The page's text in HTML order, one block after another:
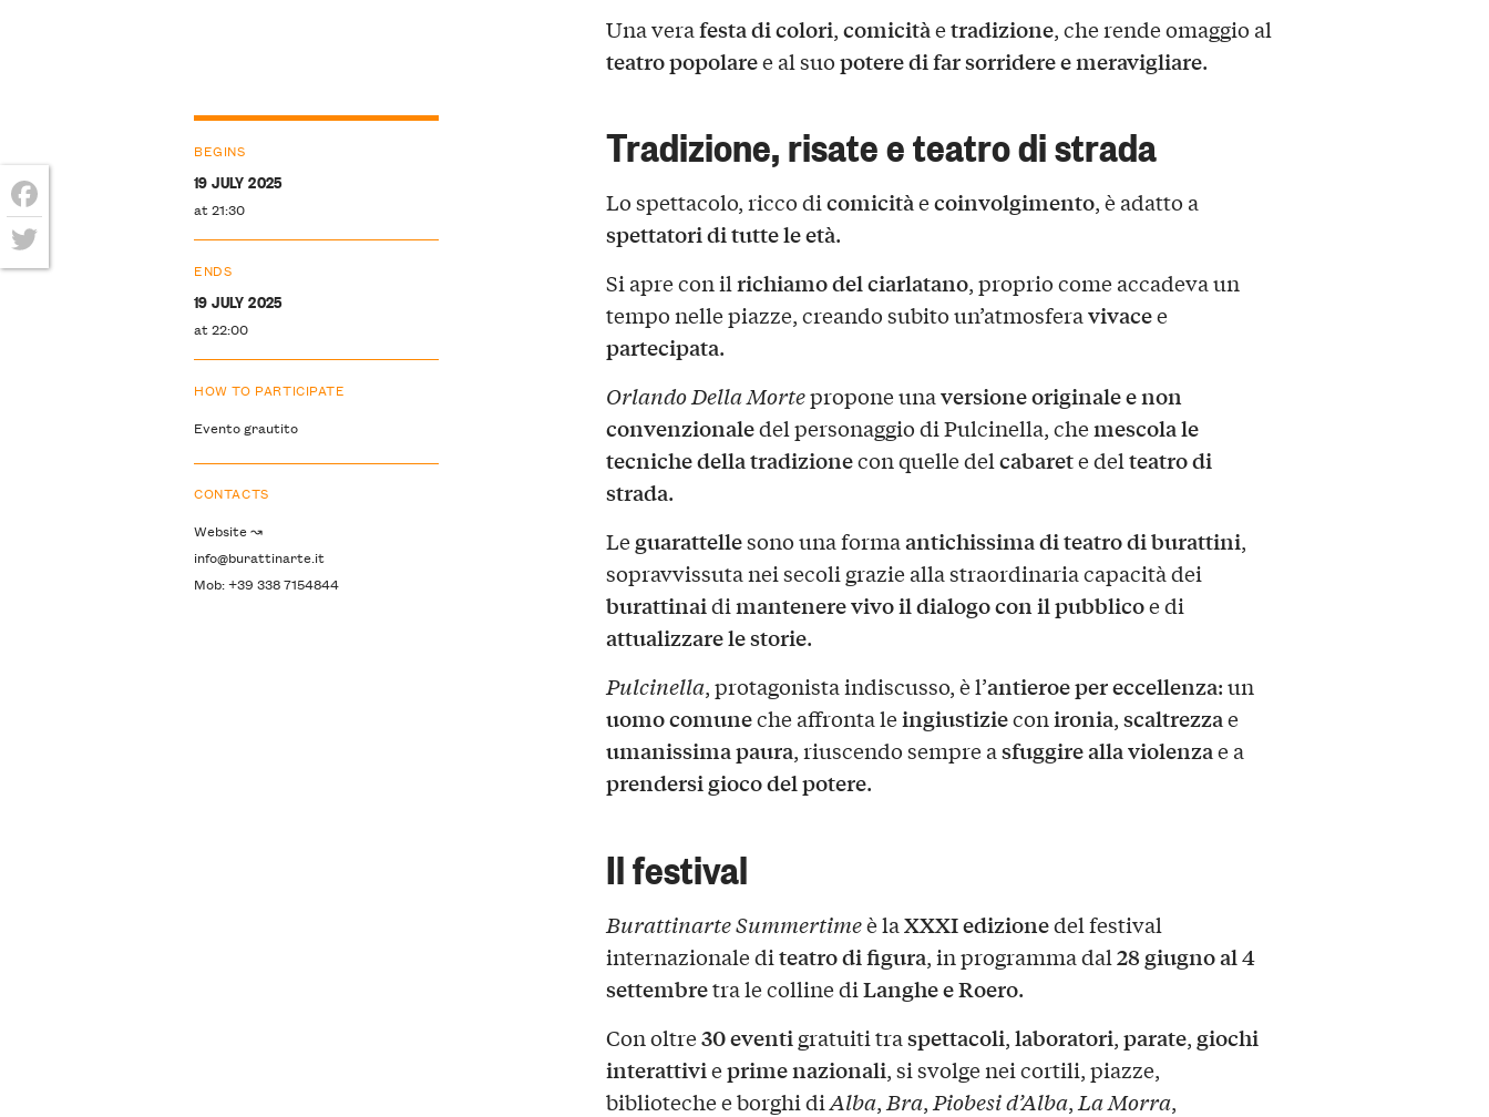
Una verafesta di colori,comicitàetradizione, che rende omaggio al
teatro popolaree al suopotere di far sorridere e meravigliare.
Tradizione, risate e teatro di strada
Lo spettacolo, ricco dicomicitàecoinvolgimento, è adatto a
spettatori di tutte le età.
Si apre con ilrichiamo del ciarlatano, proprio come accadeva un
tempo nelle piazze, creando subito un’atmosferavivacee
partecipata.
Orlando Della Mortepropone unaversione originale e non
convenzionaledel personaggio di Pulcinella, chemescola le
tecniche della tradizionecon quelle delcabarete delteatro di
strada.
Leguarattellesono una formaantichissima di teatro di burattini,
sopravvissuta nei secoli grazie alla straordinaria capacità dei
burattinaidimantenere vivo il dialogo con il pubblicoe di
attualizzare le storie.
Pulcinella, protagonista indiscusso, è l’antieroe per eccellenza: un
uomo comuneche affronta leingiustizieconironia,scaltrezzae
umanissima paura, riuscendo sempre asfuggire alla violenzae a
prendersi gioco del potere.
Il festival
Burattinarte Summertimeè laXXXI edizionedel festival
internazionale diteatro di figura, in programma dal28 giugno al 4
settembretra le colline diLanghe e Roero.
Con oltre30 eventigratuiti traspettacoli,laboratori,parate, giochi
interattivieprime nazionali, si svolge nei cortili, piazze,
biblioteche e borghi diAlba, Bra, Piobesi d’Alba, La Morra,
BEGINS
19 JULY 2025
at 21:30
ENDS
19 JULY 2025
at 22:00
HOW TO PARTICIPATE
Evento grautito
CONTACTS
Website ↝
info@burattinarte.it
Mob: +39 338 7154844
Facebook
Twitter